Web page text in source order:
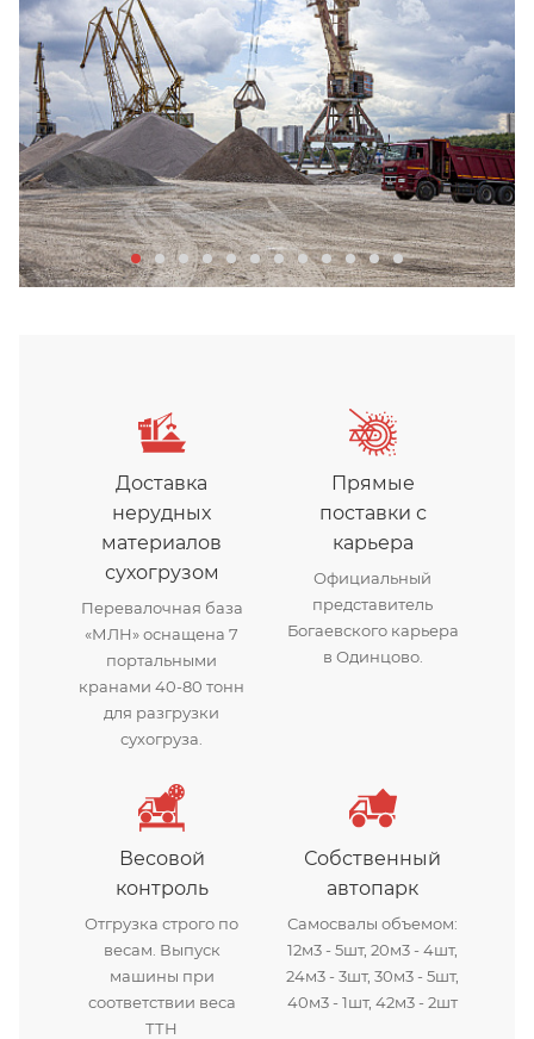
Доставка
нерудных
материалов
сухогрузом
Перевалочная база
«МЛН» оснащена 7
портальными
кранами 40-80 тонн
для разгрузки
сухогруза.
Прямые
поставки с
карьера
Официальный
представитель
Богаевского карьера
в Одинцово.
Весовой
контроль
Отгрузка строго по
весам. Выпуск
машины при
соответствии веса
ТТН
Собственный
автопарк
Самосвалы объемом:
12м3 - 5шт, 20м3 - 4шт,
24м3 - 3шт, 30м3 - 5шт,
40м3 - 1шт, 42м3 - 2шт